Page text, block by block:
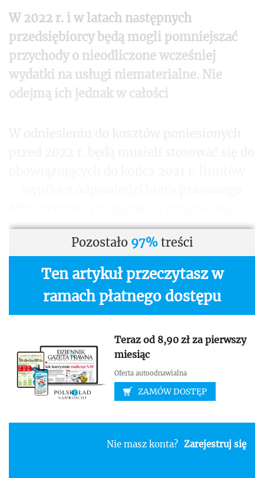
W 2022 r. i w latach następnych
przedsiębiorcy będą mogli pomniejszać
przychody o nieodliczone wcześniej
wydatki na usługi niematerialne. Nie
odejmą ich jednak w całości
Pozostało 97%treści
Ten artykuł przeczytasz w
ramach płatnego dostępu
Teraz od 8,90 zł za pierwszy
miesiąc
Oferta autoodnawialna
ZAMÓW DOSTĘP
Nie masz konta? Zarejestruj się